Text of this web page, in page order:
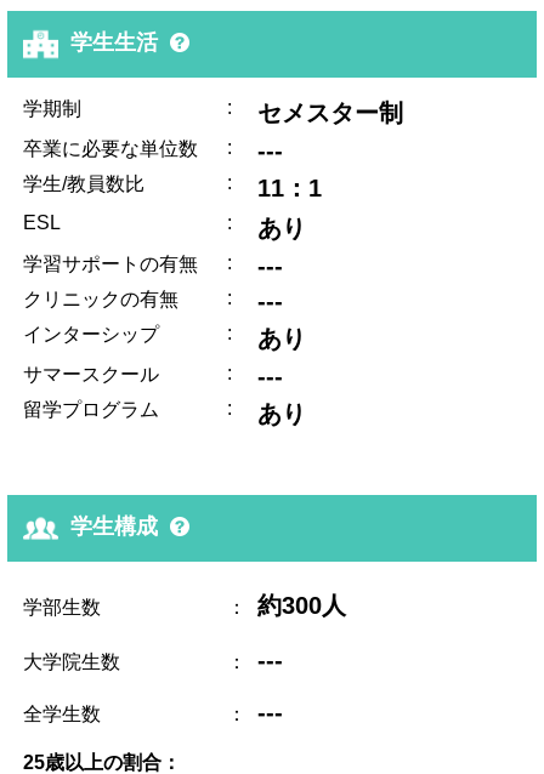
学生生活
学期制 : セメスター制
卒業に必要な単位数 : ---
学生/教員数比 : 11：1
ESL : あり
学習サポートの有無 : ---
クリニックの有無 : ---
インターシップ : あり
サマースクール : ---
留学プログラム : あり
学生構成
学部生数 ： 約300人
大学院生数 ： ---
全学生数 ： ---
25歳以上の割合：